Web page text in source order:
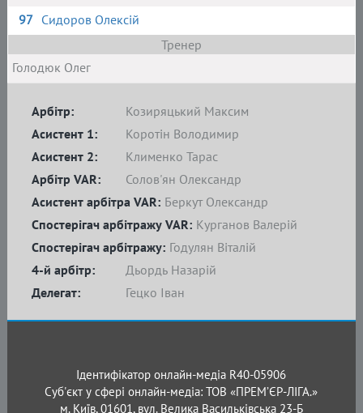
97 Сидоров Олексій
Тренер
Голодюк Олег
Арбітр:
Козиряцький Максим
Асистент 1:
Коротін Володимир
Асистент 2:
Клименко Тарас
4-й арбітр:
Дьордь Назарій
Делегат:
Гецко Іван
Спостерігач арбітражу: Годулян Віталій
Арбітр VAR:
Солов'ян Олександр
Асистент арбітра VAR: Беркут Олександр
Спостерігач арбітражу VAR: Курганов Валерій
Ідентифікатор онлайн-медіа R40-05906
Суб'єкт у сфері онлайн-медіа: ТОВ «ПРЕМ’ЄР-ЛІГА.»
м. Київ, 01601, вул. Велика Васильківська 23-Б